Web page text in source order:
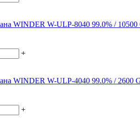
WINDER W-ULP-8040 99.0% / 10500
+
WINDER W-ULP-4040 99.0% / 2600
+